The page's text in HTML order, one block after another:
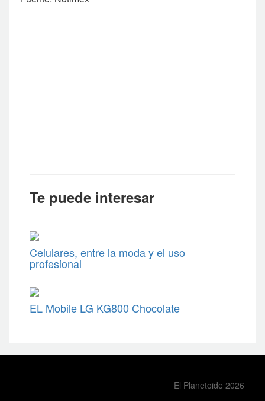
Te puede interesar
Celulares, entre la moda y el uso
profesional
EL Mobile LG KG800 Chocolate
El Planetoide 2026